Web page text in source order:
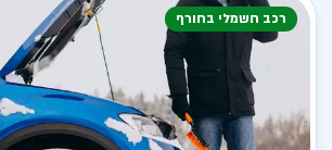
רכב חשמלי בחורף